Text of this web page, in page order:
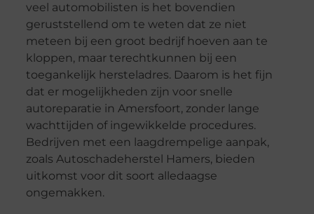
veel automobilisten is het bovendien
geruststellend om te weten dat ze niet
meteen bij een groot bedrijf hoeven aan te
kloppen, maar terechtkunnen bij een
toegankelijk hersteladres. Daarom is het fijn
dat er mogelijkheden zijn voor snelle
autoreparatie in Amersfoort, zonder lange
wachttijden of ingewikkelde procedures.
Bedrijven met een laagdrempelige aanpak,
zoals Autoschadeherstel Hamers, bieden
uitkomst voor dit soort alledaagse
ongemakken.